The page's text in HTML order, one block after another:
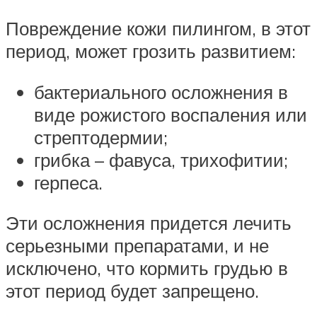
Повреждение кожи пилингом, в этот
период, может грозить развитием:
бактериального осложнения в
виде рожистого воспаления или
стрептодермии;
грибка – фавуса, трихофитии;
герпеса.
Эти осложнения придется лечить
серьезными препаратами, и не
исключено, что кормить грудью в
этот период будет запрещено.